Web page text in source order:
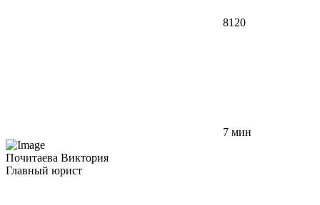
8120
7 мин
Почитаева Виктория
Главный юрист